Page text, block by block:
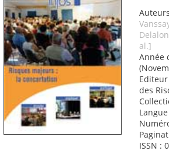
al.]
Année
des
ISSN :